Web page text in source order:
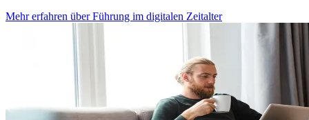
Mehr erfahren überFührung im digitalen Zeitalter